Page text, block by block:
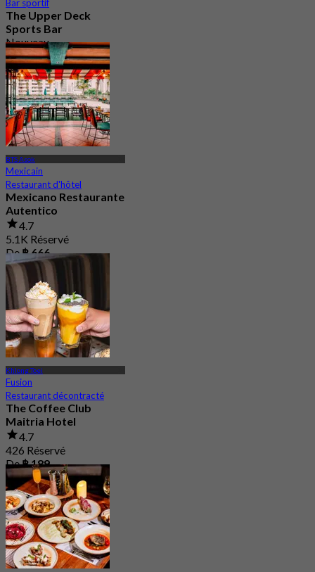
Bar sportif
The Upper Deck
Sports Bar
Nouveau
4.7
De฿ 315
BTS Asok
Mexicain
Restaurant d'hôtel
Mexicano Restaurante
Autentico
4.7
5.1K Réservé
De ฿ 666
Khlong Toei
Fusion
Restaurant décontracté
The Coffee Club
Maitria Hotel
4.7
426 Réservé
De฿ 189